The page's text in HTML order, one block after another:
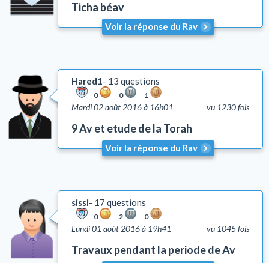
Ticha béav
Voir la réponse du Rav
Hared1 13 questions
0 0 1
vu 1230 fois
Mardi 02 août 2016 à 16h01
9 Av et etude de la Torah
Voir la réponse du Rav
sissi 17 questions
0 2 0
vu 1045 fois
Lundi 01 août 2016 à 19h41
Travaux pendant la periode de Av